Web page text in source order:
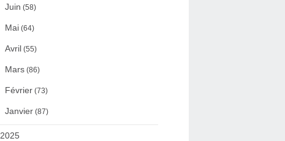
Juin (58)
Mai (64)
Avril (55)
Mars (86)
Février (73)
Janvier (87)
2025